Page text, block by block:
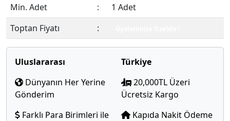
Min. Adet
:
1 Adet
Toptan Fiyatı
:
Uluslararası
Dünyanın Her Yerine
Gönderim
Farklı Para Birimleri ile
Türkiye
20,000TL Üzeri
Ücretsiz Kargo
Kapıda Nakit Ödeme